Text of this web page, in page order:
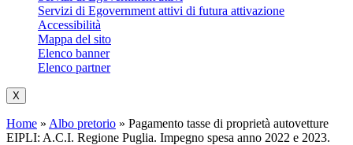
Servizi di Egovernment attivi di futura attivazione
Accessibilità
Mappa del sito
Elenco banner
Elenco partner
X
Home » Albo pretorio » Pagamento tasse di proprietà autovetture
EIPLI: A.C.I. Regione Puglia. Impegno spesa anno 2022 e 2023.